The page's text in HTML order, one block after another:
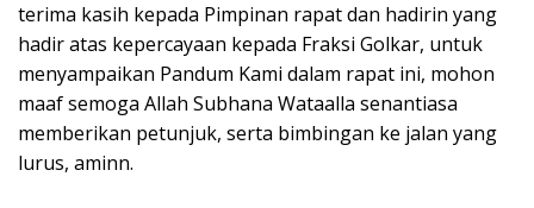
terima kasih kepada Pimpinan rapat dan hadirin yang
hadir atas kepercayaan kepada Fraksi Golkar, untuk
menyampaikan Pandum Kami dalam rapat ini, mohon
maaf semoga Allah Subhana Wataalla senantiasa
memberikan petunjuk, serta bimbingan ke jalan yang
lurus, aminn.